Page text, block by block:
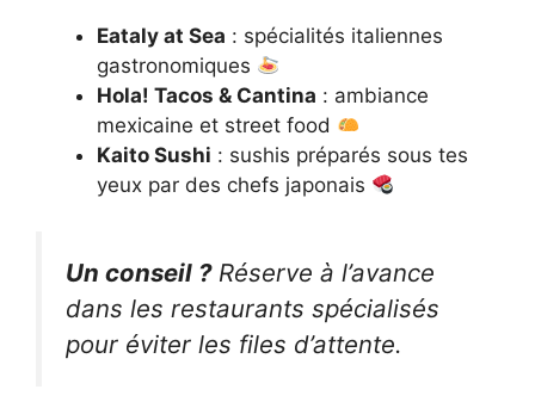
Eataly at Sea : spécialités italiennes
gastronomiques
Hola! Tacos & Cantina : ambiance
mexicaine et street food
Kaito Sushi : sushis préparés sous tes
yeux par des chefs japonais
Un conseil ?Réserve à l’avance
dans les restaurants spécialisés
pour éviter les files d’attente.